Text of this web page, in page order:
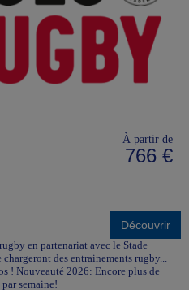
À partir de
766 €
Découvrir
en partenariat avec le Stade
des entrainements rugby...
! Nouveauté 2026: Encore plus de
semaine!